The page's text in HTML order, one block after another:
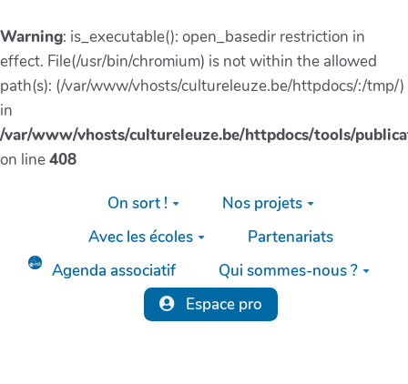
Warning: is_executable(): open_basedir restriction in
effect. File(/usr/bin/chromium) is not within the allowed
path(s): (/var/www/vhosts/cultureleuze.be/httpdocs/:/tmp/)
in
/var/www/vhosts/cultureleuze.be/httpdocs/tools/
on line408
Aller au contenu principal
On sort !
Nos projets
Avec les écoles
Partenariats
Agenda associatif
Qui sommes-nous ?
Espace pro